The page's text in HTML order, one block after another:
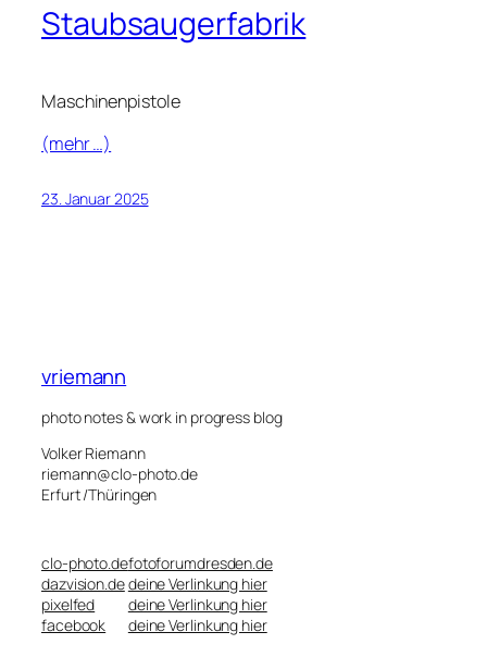
Staubsaugerfabrik
Maschinenpistole
(mehr …)
23. Januar 2025
vriemann
photo notes & work in progress blog
Volker Riemann
riemann@clo-photo.de
Erfurt /Thüringen
clo-photo.de
dazvision.de
pixelfed
facebook
fotoforumdresden.de
deine Verlinkung hier
deine Verlinkung hier
deine Verlinkung hier